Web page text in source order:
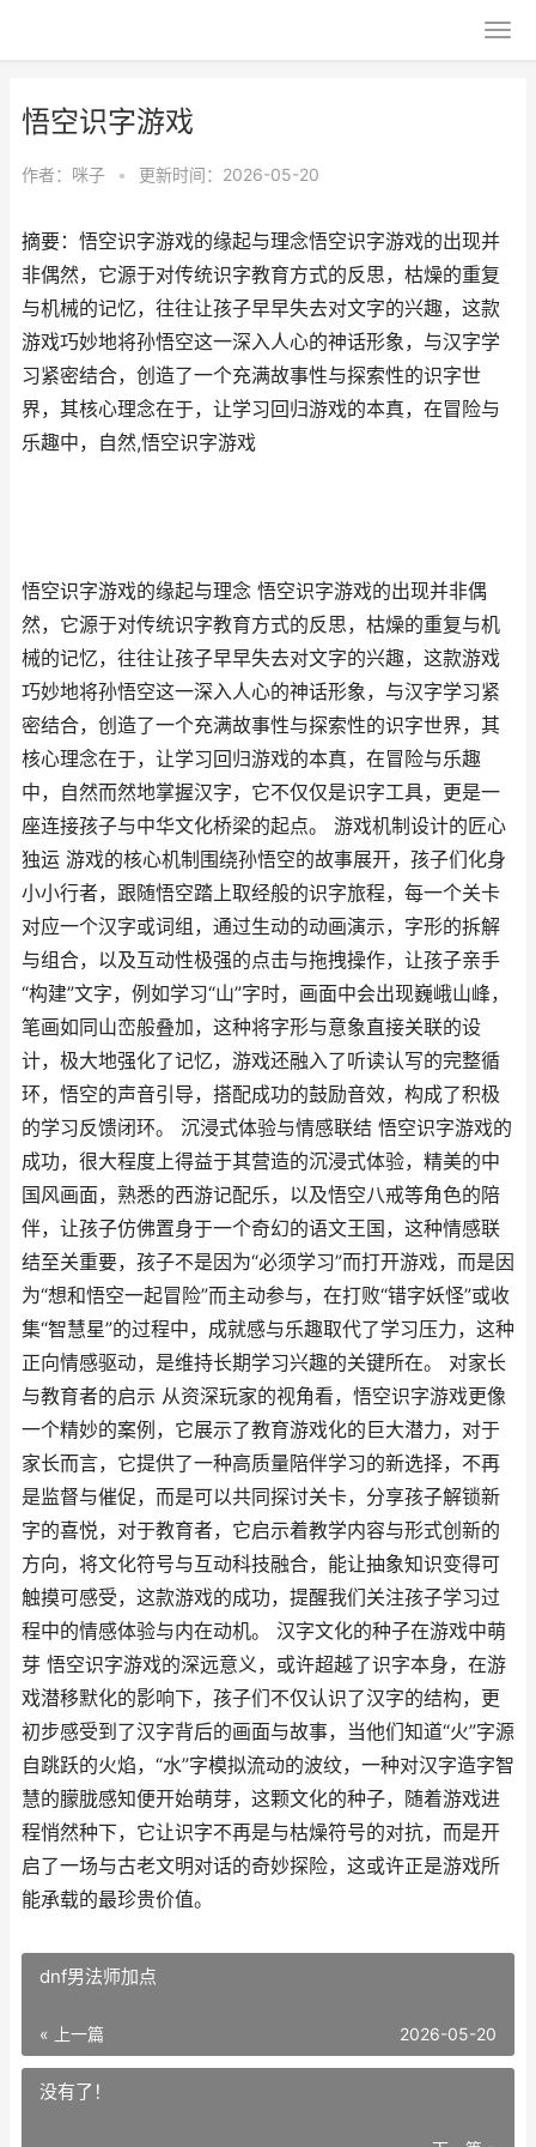
悟空识字游戏
作者： 咪子 • 更新时间：2026-05-20
摘要：悟空识字游戏的缘起与理念悟空识字游戏的出现并
非偶然，它源于对传统识字教育方式的反思，枯燥的重复
与机械的记忆，往往让孩子早早失去对文字的兴趣，这款
游戏巧妙地将孙悟空这一深入人心的神话形象，与汉字学
习紧密结合，创造了一个充满故事性与探索性的识字世
界，其核心理念在于，让学习回归游戏的本真，在冒险与
乐趣中，自然,悟空识字游戏
悟空识字游戏的缘起与理念 悟空识字游戏的出现并非偶
然，它源于对传统识字教育方式的反思，枯燥的重复与机
械的记忆，往往让孩子早早失去对文字的兴趣，这款游戏
巧妙地将孙悟空这一深入人心的神话形象，与汉字学习紧
密结合，创造了一个充满故事性与探索性的识字世界，其
核心理念在于，让学习回归游戏的本真，在冒险与乐趣
中，自然而然地掌握汉字，它不仅仅是识字工具，更是一
座连接孩子与中华文化桥梁的起点。 游戏机制设计的匠心
独运 游戏的核心机制围绕孙悟空的故事展开，孩子们化身
小小行者，跟随悟空踏上取经般的识字旅程，每一个关卡
对应一个汉字或词组，通过生动的动画演示，字形的拆解
与组合，以及互动性极强的点击与拖拽操作，让孩子亲手
“构建”文字，例如学习“山”字时，画面中会出现巍峨山峰，
笔画如同山峦般叠加，这种将字形与意象直接关联的设
计，极大地强化了记忆，游戏还融入了听读认写的完整循
环，悟空的声音引导，搭配成功的鼓励音效，构成了积极
的学习反馈闭环。 沉浸式体验与情感联结 悟空识字游戏的
成功，很大程度上得益于其营造的沉浸式体验，精美的中
国风画面，熟悉的西游记配乐，以及悟空八戒等角色的陪
伴，让孩子仿佛置身于一个奇幻的语文王国，这种情感联
结至关重要，孩子不是因为“必须学习”而打开游戏，而是因
为“想和悟空一起冒险”而主动参与，在打败“错字妖怪”或收
集“智慧星”的过程中，成就感与乐趣取代了学习压力，这种
正向情感驱动，是维持长期学习兴趣的关键所在。 对家长
与教育者的启示 从资深玩家的视角看，悟空识字游戏更像
一个精妙的案例，它展示了教育游戏化的巨大潜力，对于
家长而言，它提供了一种高质量陪伴学习的新选择，不再
是监督与催促，而是可以共同探讨关卡，分享孩子解锁新
字的喜悦，对于教育者，它启示着教学内容与形式创新的
方向，将文化符号与互动科技融合，能让抽象知识变得可
触摸可感受，这款游戏的成功，提醒我们关注孩子学习过
程中的情感体验与内在动机。 汉字文化的种子在游戏中萌
芽 悟空识字游戏的深远意义，或许超越了识字本身，在游
戏潜移默化的影响下，孩子们不仅认识了汉字的结构，更
初步感受到了汉字背后的画面与故事，当他们知道“火”字源
自跳跃的火焰，“水”字模拟流动的波纹，一种对汉字造字智
慧的朦胧感知便开始萌芽，这颗文化的种子，随着游戏进
程悄然种下，它让识字不再是与枯燥符号的对抗，而是开
启了一场与古老文明对话的奇妙探险，这或许正是游戏所
能承载的最珍贵价值。
dnf男法师加点
« 上一篇 2026-05-20
没有了！